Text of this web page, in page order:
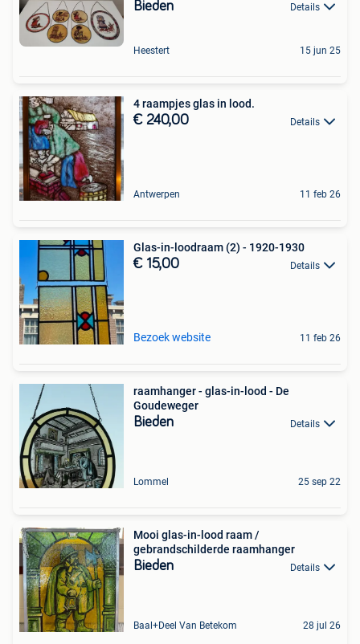
Bieden Details
Heestert 15 jun 25
4 raampjes glas in lood.
€ 240,00 Details
Antwerpen 11 feb 26
Glas-in-loodraam (2) - 1920-1930
€ 15,00 Details
Bezoek website 11 feb 26
raamhanger - glas-in-lood - De
Goudeweger
Bieden Details
Lommel 25 sep 22
Mooi glas-in-lood raam /
gebrandschilderde raamhanger
Bieden Details
Baal+Deel Van Betekom 28 jul 26